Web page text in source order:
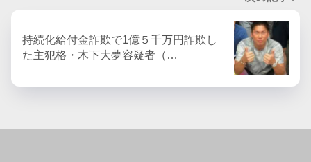
持続化給付金詐欺で1億５千万円詐欺し
た主犯格・木下大夢容疑者（…